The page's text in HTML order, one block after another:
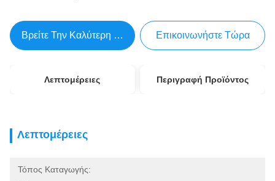
Βρείτε Την Καλύτερη Τιμή Επικοινωνήστε Τώρα
Λεπτομέρειες Περιγραφή Προϊόντος
Λεπτομέρειες
Τόπος Καταγωγής: